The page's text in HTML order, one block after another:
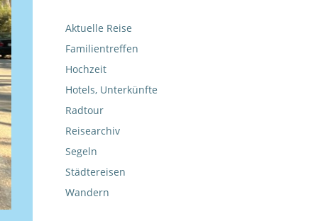
Aktuelle Reise
Familientreffen
Hochzeit
Hotels, Unterkünfte
Radtour
Reisearchiv
Segeln
Städtereisen
Wandern